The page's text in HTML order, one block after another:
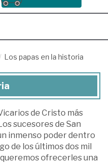
Los papas en la historia
de Cristo más
sucesores de San
inmenso poder dentro
de los últimos dos mil
ofrecerles una